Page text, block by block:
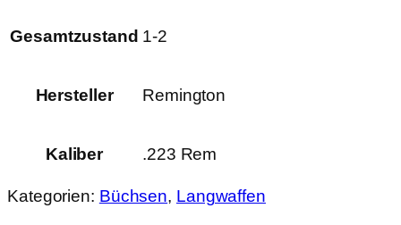
Gesamtzustand 1-2
Hersteller Remington
Kaliber .223 Rem
Kategorien: Büchsen, Langwaffen